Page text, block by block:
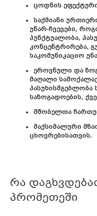
ცოდნის
საქმიანი
უნარ-ჩვევები,
პუნქტუალობა,
კონცენტრირება,
საკომუნიკაციო
ეროვნული და
მაღალი
პასუხისმგებლობა
საზოგადოების,
მშობელთა
მაქსიმალური
ცხოვრებისათვის.
რა
პრომეთეში